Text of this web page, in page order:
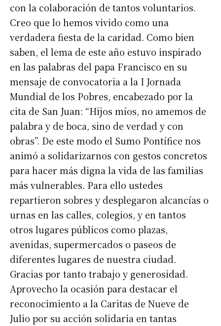
con la colaboración de tantos voluntarios.
Creo que lo hemos vivido como una
verdadera fiesta de la caridad. Como bien
saben, el lema de este año estuvo inspirado
en las palabras del papa Francisco en su
mensaje de convocatoria a la I Jornada
Mundial de los Pobres, encabezado por la
cita de San Juan: “Hijos míos, no amemos de
palabra y de boca, sino de verdad y con
obras”. De este modo el Sumo Pontífice nos
animó a solidarizarnos con gestos concretos
para hacer más digna la vida de las familias
más vulnerables. Para ello ustedes
repartieron sobres y desplegaron alcancías o
urnas en las calles, colegios, y en tantos
otros lugares públicos como plazas,
avenidas, supermercados o paseos de
diferentes lugares de nuestra ciudad.
Gracias por tanto trabajo y generosidad.
Aprovecho la ocasión para destacar el
reconocimiento a la Caritas de Nueve de
Julio por su acción solidaria en tantas